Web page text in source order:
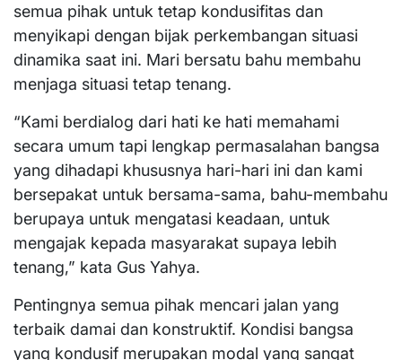
semua pihak untuk tetap kondusifitas dan
menyikapi dengan bijak perkembangan situasi
dinamika saat ini. Mari bersatu bahu membahu
menjaga situasi tetap tenang.
“Kami berdialog dari hati ke hati memahami
secara umum tapi lengkap permasalahan bangsa
yang dihadapi khususnya hari-hari ini dan kami
bersepakat untuk bersama-sama, bahu-membahu
berupaya untuk mengatasi keadaan, untuk
mengajak kepada masyarakat supaya lebih
tenang,” kata Gus Yahya.
Pentingnya semua pihak mencari jalan yang
terbaik damai dan konstruktif. Kondisi bangsa
yang kondusif merupakan modal yang sangat